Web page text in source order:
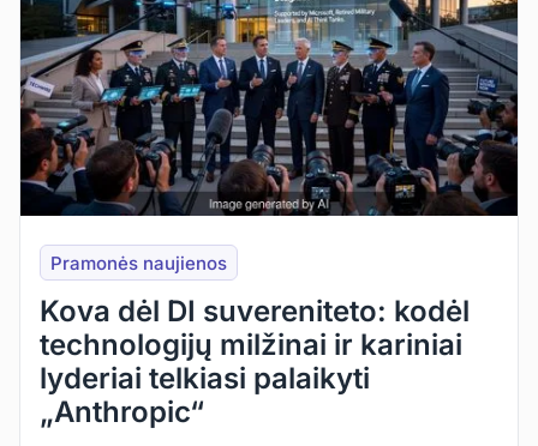
Pramonės naujienos
Kova dėl DI suvereniteto: kodėl
technologijų milžinai ir kariniai
lyderiai telkiasi palaikyti
„Anthropic“